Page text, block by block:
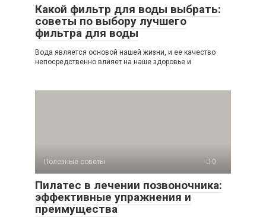
Какой фильтр для воды выбрать:
советы по выбору лучшего
фильтра для воды
Вода является основой нашей жизни, и ее качество
непосредственно влияет на наше здоровье и
Полезные советы 0
Пилатес в лечении позвоночника:
эффективные упражнения и
преимущества